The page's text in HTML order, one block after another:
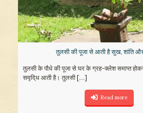
तुलसी की पूजा से आती है सुख, शांति
तुलसी के पौधे की पूजा से घर के ग्रह-क्लेश समाप्त
समृदि्ध आती है। तुलसी[…]
Read more